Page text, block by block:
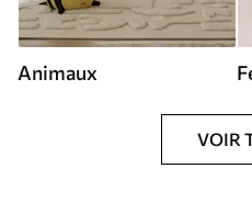
Animaux
VOIR